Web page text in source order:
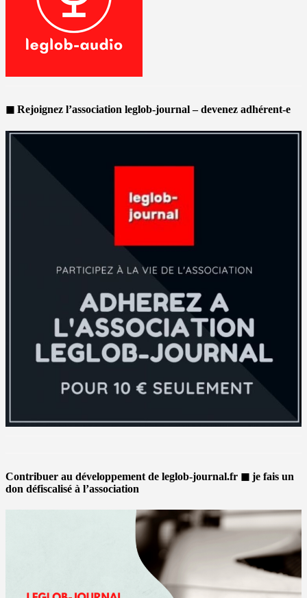
◼ Rejoignez l’association leglob-journal – devenez adhérent-e
Contribuer au développement de leglob-journal.fr ◼ je fais un
don défiscalisé à l’association